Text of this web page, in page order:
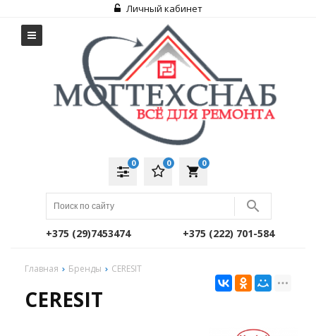
Личный кабинет
local_grocery_store
0
0
0
+375 (29)7453474 +375 (222) 701-584
Главная Бренды CERESIT
CERESIT